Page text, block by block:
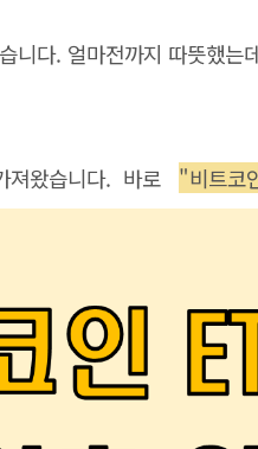
니다. 얼마전까지 따뜻했는
져왔습니다. 바로 "비트코